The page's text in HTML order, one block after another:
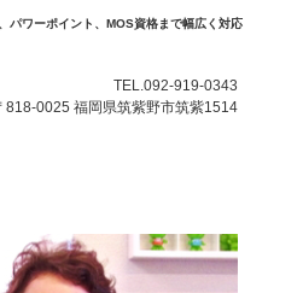
パワーポイント、MOS資格まで幅広く対応
TEL.092-919-0343
818-0025 福岡県筑紫野市筑紫1514